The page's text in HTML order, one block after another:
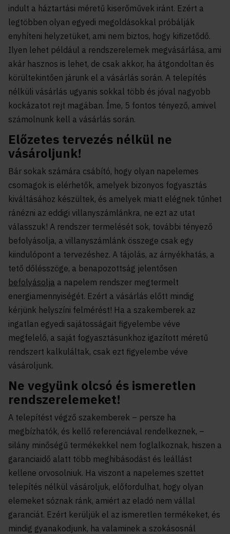
indult a háztartási méretű kiserőművek iránt. Ezért a
legtöbben olyan egyedi megoldásokkal próbálják
enyhíteni helyzetüket, ami nem biztos, hogy kifizetődő.
Ilyen lehet például a rendszerelemek megvásárlása, ami
akár hasznos is lehet, de csak akkor, ha átgondoltan és
körültekintően járunk el a vásárlás során. A telepítés
nélküli vásárlás ugyanis sokkal több és jóval nagyobb
kockázatot rejt magában. Íme, 5 fontos tényező, amivel
számolnunk kell a vásárlás során.
Előzetes tervezés nélkül ne
vásároljunk!
Bár sokak számára csábító, hogy olyan napelemes
csomagok is elérhetők, amelyek bizonyos fogyasztás
kiváltásához készültek, és amelyek miatt elégnek tűnhet
ránézni az eddigi villanyszámlánkra, ne ezt az utat
válasszuk! A rendszer termelését sok, további tényező
befolyásolja, a villanyszámlánk összege csak egy
kiindulópont a tervezéshez. A tájolás, az árnyékhatás, a
tető dőlésszöge, a benapozottság jelentősen
befolyásolja a napelem rendszer megtermelt
energiamennyiségét. Ezért a vásárlás előtt mindig
kérjünk helyszíni felmérést! Ha a szakemberek az
ingatlan egyedi sajátosságait figyelembe véve
megfelelő, a saját fogyasztásunkhoz igazított méretű
rendszert kalkuláltak, csak ezt figyelembe véve
vásároljunk.
Ne vegyünk olcsó és ismeretlen
rendszerelemeket!
A telepítést végző szakemberek – persze ha
megbízhatók, és kellő referenciával rendelkeznek, –
silány minőségű termékekkel nem foglalkoznak, hiszen a
garanciaidő alatt több meghibásodást és leállást
kellene orvosolniuk. Ha viszont a napelemes szettet
telepítés nélkül vásároljuk, előfordulhat, hogy olyan
elemeket sóznak ránk, amiért az eladó nem vállal
garanciát. Ezért kerüljük el az ismeretlen termékeket, és
mindig gyanakodjunk, ha valaminek a szokásosnál